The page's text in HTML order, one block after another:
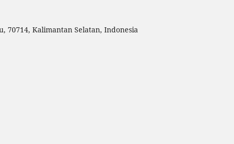
70714, Kalimantan Selatan, Indonesia